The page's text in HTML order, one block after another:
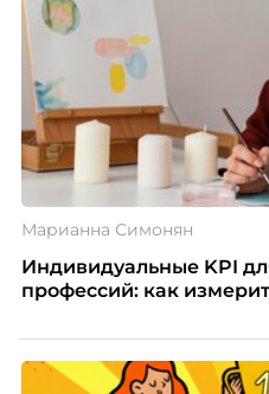
Марианна Симонян
Индивидуальные KPI
профессий: как